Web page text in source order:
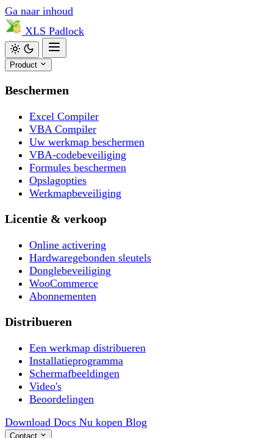
Ga naar inhoud
XLS Padlock
Product
Beschermen
Excel Compiler
VBA Compiler
Uw werkmap beschermen
VBA-codebeveiliging
Formules beschermen
Opslagopties
Werkmapbeveiliging
Licentie & verkoop
Online activering
Hardwaregebonden sleutels
Donglebeveiliging
WooCommerce
Abonnementen
Distribueren
Een werkmap distribueren
Installatieprogramma
Schermafbeeldingen
Video's
Beoordelingen
Download Docs Nu kopen Blog
Contact